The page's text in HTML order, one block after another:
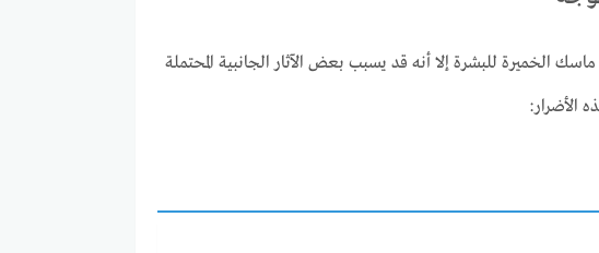
الخميرة للبشرة إلا أنه قد يسبب بعض الآثار الجانبية المحتملة
الأضرار: